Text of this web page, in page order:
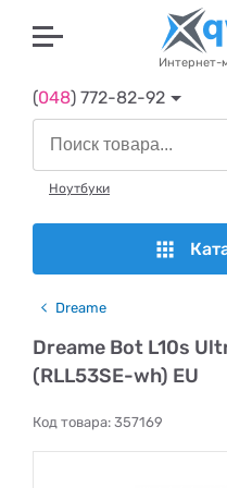
Интернет-
(048) 772-82-92
Ноутбуки
Dreame
Dreame Bot L10s
(RLL53SE-wh) EU
Код товара: 357169